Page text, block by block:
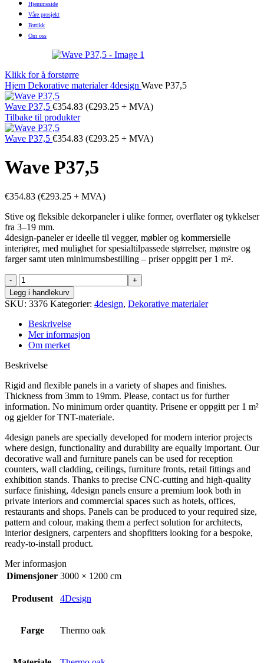
Hjemmeside
Våre prosjekt
Butikk
Om oss
Klikk for å forstørre
Hjem Dekorative materialer4design Wave P37,5
Wave P37,5 €354.83 (€293.25 + MVA)
Tilbake til produkter
Wave P37,5 €354.83 (€293.25 + MVA)
Wave P37,5
€354.83 (€293.25 + MVA)
Stive og fleksible dekorpaneler i ulike former, overflater og tykkelser
fra 3–19 mm.
4design-paneler er ideelle til vegger, møbler og kommersielle
interiører, med mulighet for spesialtilpassede størrelser, mønstre og
farger samt uten minimumsbestilling – priser oppgitt per 1 m².
Wave
P37,5
antall
Legg i handlekurv
SKU: 3376 Kategorier: 4design, Dekorative materialer
Beskrivelse
Mer informasjon
Om merket
Beskrivelse
Rigid and flexible panels in a variety of shapes and finishes.
Thickness from 3mm to 19mm. Please, contact us for further
information. No minimum order quantity. Prisene er oppgitt per 1 m²
og gjelder for TNT-materiale.
4design panels are specially developed for modern interior projects
where design, functionality and durability are equally important. Our
decorative wall and furniture panels can be used for reception
counters, wall cladding, ceilings, furniture fronts, retail fittings and
exhibition stands. Thanks to precise CNC-cutting and high-quality
surface finishing, 4design panels ensure a premium look both in
private interiors and commercial spaces such as hotels, offices,
restaurants and shops. Panels can be produced to your required size,
pattern and colour, making them a perfect solution for architects,
interior designers, carpenters and shopfitters looking for a bespoke,
ready-to-install product.
Mer informasjon
Dimensjoner 3000 × 1200 cm
Produsent 4Design
Farge Thermo oak